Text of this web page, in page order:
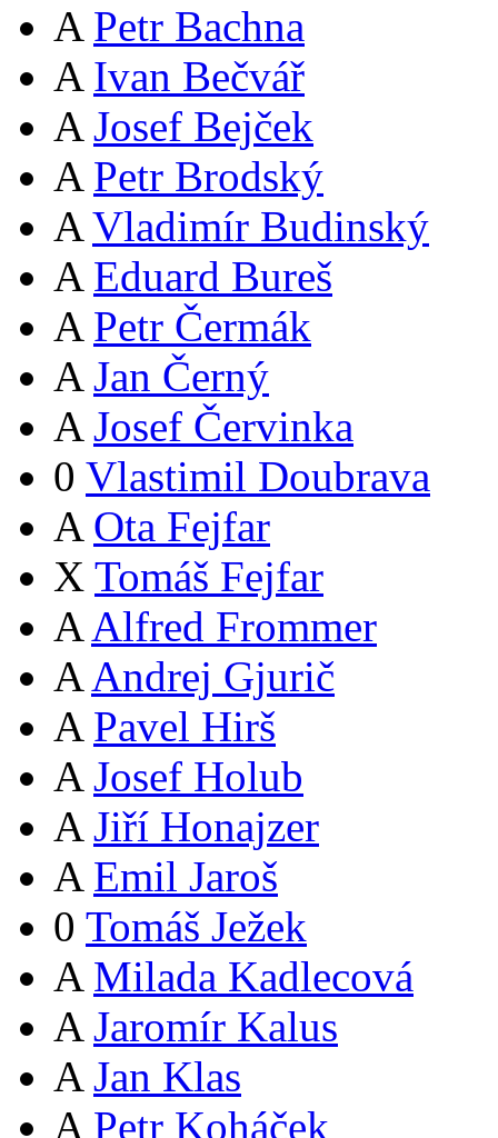
A Petr Bachna
A Ivan Bečvář
A Josef Bejček
A Petr Brodský
A Vladimír Budinský
A Eduard Bureš
A Petr Čermák
A Jan Černý
A Josef Červinka
0 Vlastimil Doubrava
A Ota Fejfar
X Tomáš Fejfar
A Alfred Frommer
A Andrej Gjurič
A Pavel Hirš
A Josef Holub
A Jiří Honajzer
A Emil Jaroš
0 Tomáš Ježek
A Milada Kadlecová
A Jaromír Kalus
A Jan Klas
A Petr Koháček